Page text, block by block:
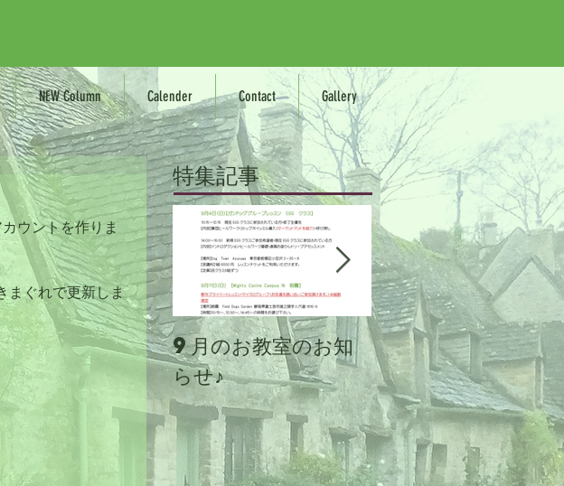
NEW Column Calender Contact Gallery
カウントを作りま
まぐれで更新しま
特集記事
9月のお教室のお知
らせ♪
Mighty
Canine
Campusとし
て・・・